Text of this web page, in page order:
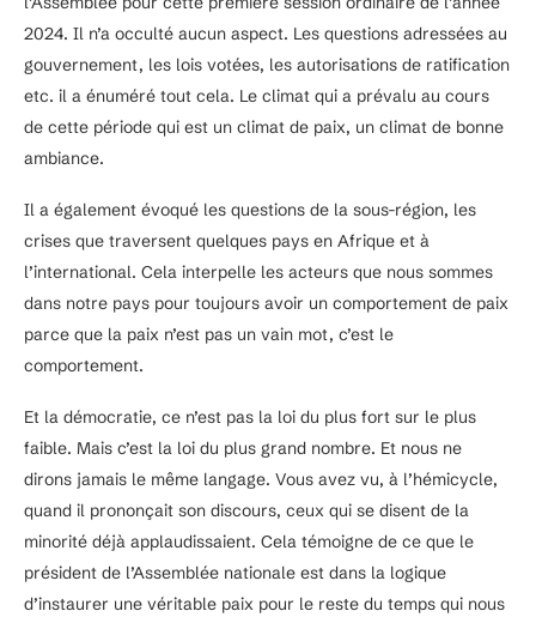
2024. Il n’a occulté aucun aspect. Les questions adressées au
gouvernement, les lois votées, les autorisations de ratification
etc. il a énuméré tout cela. Le climat qui a prévalu au cours
de cette période qui est un climat de paix, un climat de bonne
ambiance.
Il a également évoqué les questions de la sous-région, les
crises que traversent quelques pays en Afrique et à
l’international. Cela interpelle les acteurs que nous sommes
dans notre pays pour toujours avoir un comportement de paix
parce que la paix n’est pas un vain mot, c’est le
comportement.
Et la démocratie, ce n’est pas la loi du plus fort sur le plus
faible. Mais c’est la loi du plus grand nombre. Et nous ne
dirons jamais le même langage. Vous avez vu, à l’hémicycle,
quand il prononçait son discours, ceux qui se disent de la
minorité déjà applaudissaient. Cela témoigne de ce que le
président de l’Assemblée nationale est dans la logique
d’instaurer une véritable paix pour le reste du temps qui nous